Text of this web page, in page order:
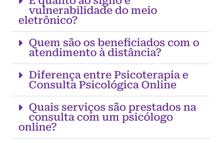
vulnerabilidade do meio
eletrônico?
Quem são os beneficiados com o
atendimento à distância?
Diferença entre Psicoterapia e
Consulta Psicológica Online
Quais serviços são prestados na
consulta com um psicólogo
online?